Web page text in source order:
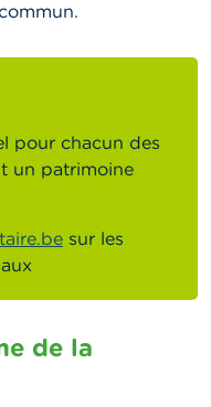
pour chacun des
un patrimoine
sur les
de la